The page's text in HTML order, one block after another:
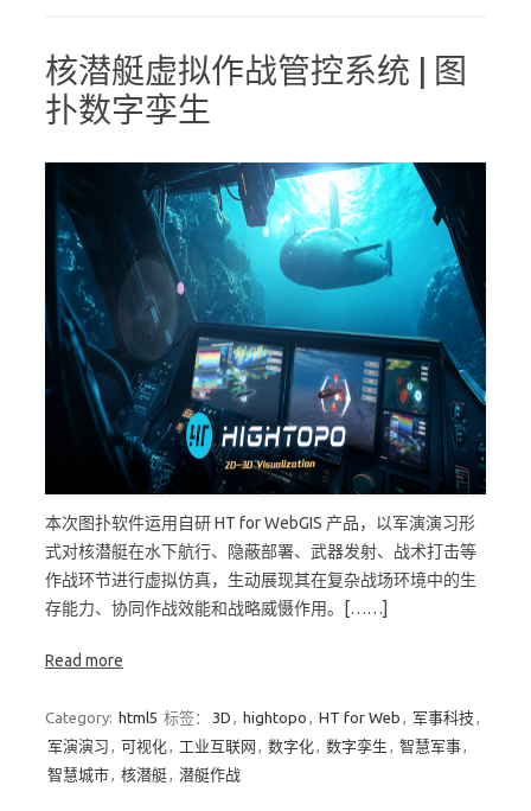
核潜艇虚拟作战管控系统 | 图
扑数字孪生
本次图扑软件运用自研 HT for WebGIS 产品，以军演演习形
式对核潜艇在水下航行、隐蔽部署、武器发射、战术打击等
作战环节进行虚拟仿真，生动展现其在复杂战场环境中的生
存能力、协同作战效能和战略威慑作用。[……]
Read more
Category: html5 标签： 3D , hightopo , HT for Web , 军事科技 ,
军演演习 , 可视化, 工业互联网 , 数字化, 数字孪生 , 智慧军事,
智慧城市, 核潜艇, 潜艇作战